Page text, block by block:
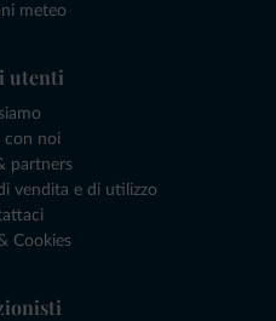
meteo
utenti
con noi
partners
vendita e di utilizzo
Cookies